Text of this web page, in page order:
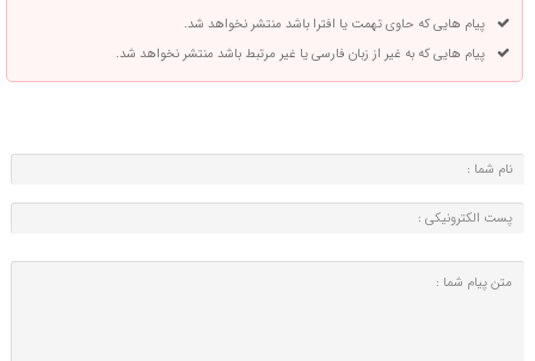
پیام هایی که حاوی تهمت یا افترا باشد منتشر نخواهد شد.
پیام هایی که به غیر از زبان فارسی یا غیر مرتبط باشد منتشر نخواهد شد.